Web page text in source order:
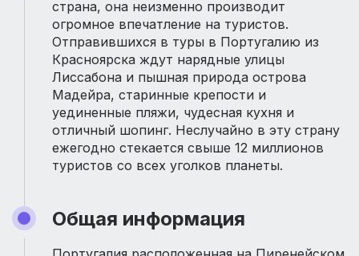
страна, она неизменно производит
огромное впечатление на туристов.
Отправившихся в туры в Португалию из
Красноярска ждут нарядные улицы
Лиссабона и пышная природа острова
Мадейра, старинные крепости и
уединенные пляжи, чудесная кухня и
отличный шопинг. Неслучайно в эту страну
ежегодно стекается свыше 12 миллионов
туристов со всех уголков планеты.
Общая информация